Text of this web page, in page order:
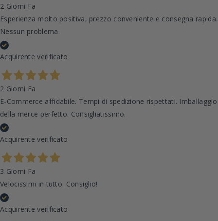
2 Giorni Fa
Esperienza molto positiva, prezzo conveniente e consegna rapida.
Nessun problema.
Acquirente verificato
2 Giorni Fa
E-Commerce affidabile. Tempi di spedizione rispettati. Imballaggio
della merce perfetto. Consigliatissimo.
Acquirente verificato
3 Giorni Fa
Velocissimi in tutto. Consiglio!
Acquirente verificato